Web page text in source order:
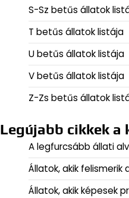
S-Sz betűs állatok
T betűs állatok listája
U betűs állatok listája
V betűs állatok listája
Z-Zs betűs állatok
Legújabb cikkek a
A legfurcsább állati
Állatok, akik
Állatok, akik képesek